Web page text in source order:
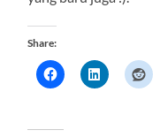
Share: